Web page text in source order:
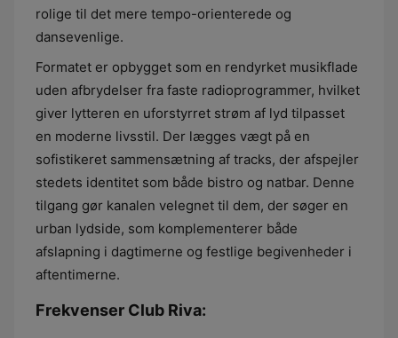
rolige til det mere tempo-orienterede og
dansevenlige.
Formatet er opbygget som en rendyrket musikflade
uden afbrydelser fra faste radioprogrammer, hvilket
giver lytteren en uforstyrret strøm af lyd tilpasset
en moderne livsstil. Der lægges vægt på en
sofistikeret sammensætning af tracks, der afspejler
stedets identitet som både bistro og natbar. Denne
tilgang gør kanalen velegnet til dem, der søger en
urban lydside, som komplementerer både
afslapning i dagtimerne og festlige begivenheder i
aftentimerne.
Frekvenser Club Riva: